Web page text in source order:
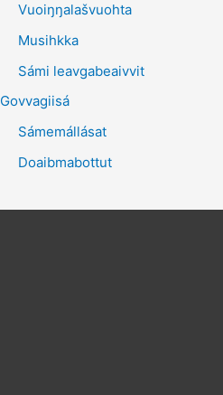
Vuoiŋŋalašvuohta
Musihkka
Sámi leavgabeaivvit
Govvagiisá
Sámemállásat
Doaibmabottut